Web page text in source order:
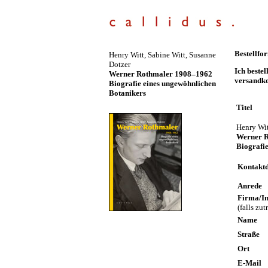
Henry Witt, Sabine Witt, Susanne
Dotzer
Werner Rothmaler 1908–1962
Biografie eines ungewöhnlichen
Botanikers
Ich
Titel
Henry
Werner
Anrede
Firma/
(falls
Name
Straße
Ort
E-Mail